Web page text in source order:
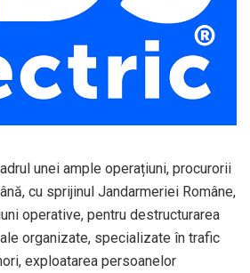
unei ample operațiuni, procurorii
cu sprijinul Jandarmeriei Române,
operative, pentru destructurarea
organizate, specializate în trafic
exploatarea persoanelor